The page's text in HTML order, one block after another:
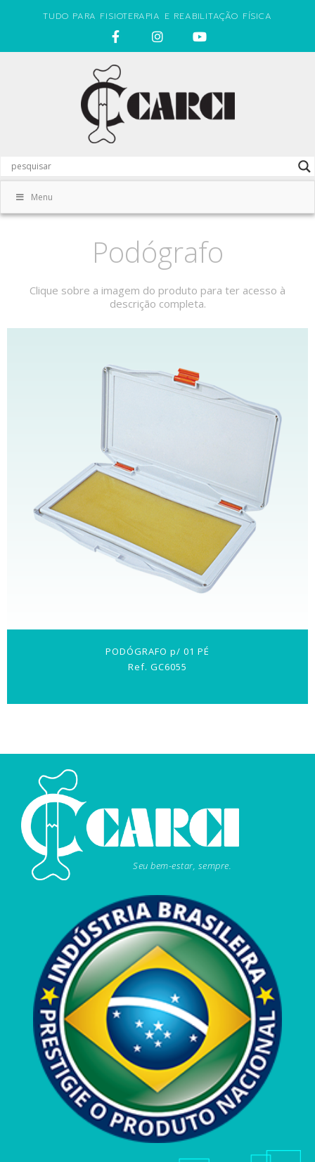
TUDO PARA FISIOTERAPIA E REABILITAÇÃO FÍSICA
Menu
Podógrafo
Clique sobre a imagem do produto para ter acesso à
descrição completa.
PODÓGRAFO p/ 01 PÉ
Ref. GC6055
Seu bem-estar, sempre.